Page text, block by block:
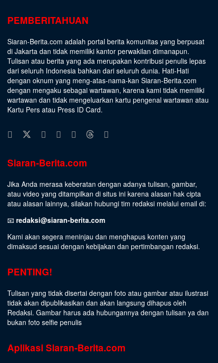
PEMBERITAHUAN
Siaran-Berita.com adalah portal berita komunitas yang berpusat
di Jakarta dan tidak memiliki kantor perwakilan dimanapun.
Tulisan atau berita yang ada merupakan kontribusi penulis lepas
dari seluruh Indonesia bahkan dari seluruh dunia. Hati-Hati
dengan oknum yang meng-atas-nama-kan Siaran-Berita.com
dengan mengaku sebagai wartawan, karena kami tidak memiliki
wartawan dan tidak mengeluarkan kartu pengenal wartawan atau
Kartu Pers atau Press ID Card.
Siaran-Berita.com
Jika Anda merasa keberatan dengan adanya tulisan, gambar,
atau video yang ditampilkan di situs ini karena alasan hak cipta
atau alasan lainnya, silakan hubungi tim redaksi melalui email di:
📧 redaksi@siaran-berita.com
Kami akan segera meninjau dan menghapus konten yang
dimaksud sesuai dengan kebijakan dan pertimbangan redaksi.
PENTING!
Tulisan yang tidak disertai dengan foto atau gambar atau ilustrasi
tidak akan dipublikasikan dan akan langsung dihapus oleh
Redaksi. Gambar harus ada hubungannya dengan tulisan ya dan
bukan foto selfie penulis
Aplikasi Siaran-Berita.com